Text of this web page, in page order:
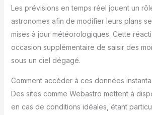
Les prévisions en temps réel jouent un
astronomes afin de modifier leurs plans
mises à jour météorologiques. Cette
occasion supplémentaire de saisir des
sous un ciel dégagé.
Comment accéder à ces données
Des sites comme Webastro mettent à
en cas de conditions idéales, étant